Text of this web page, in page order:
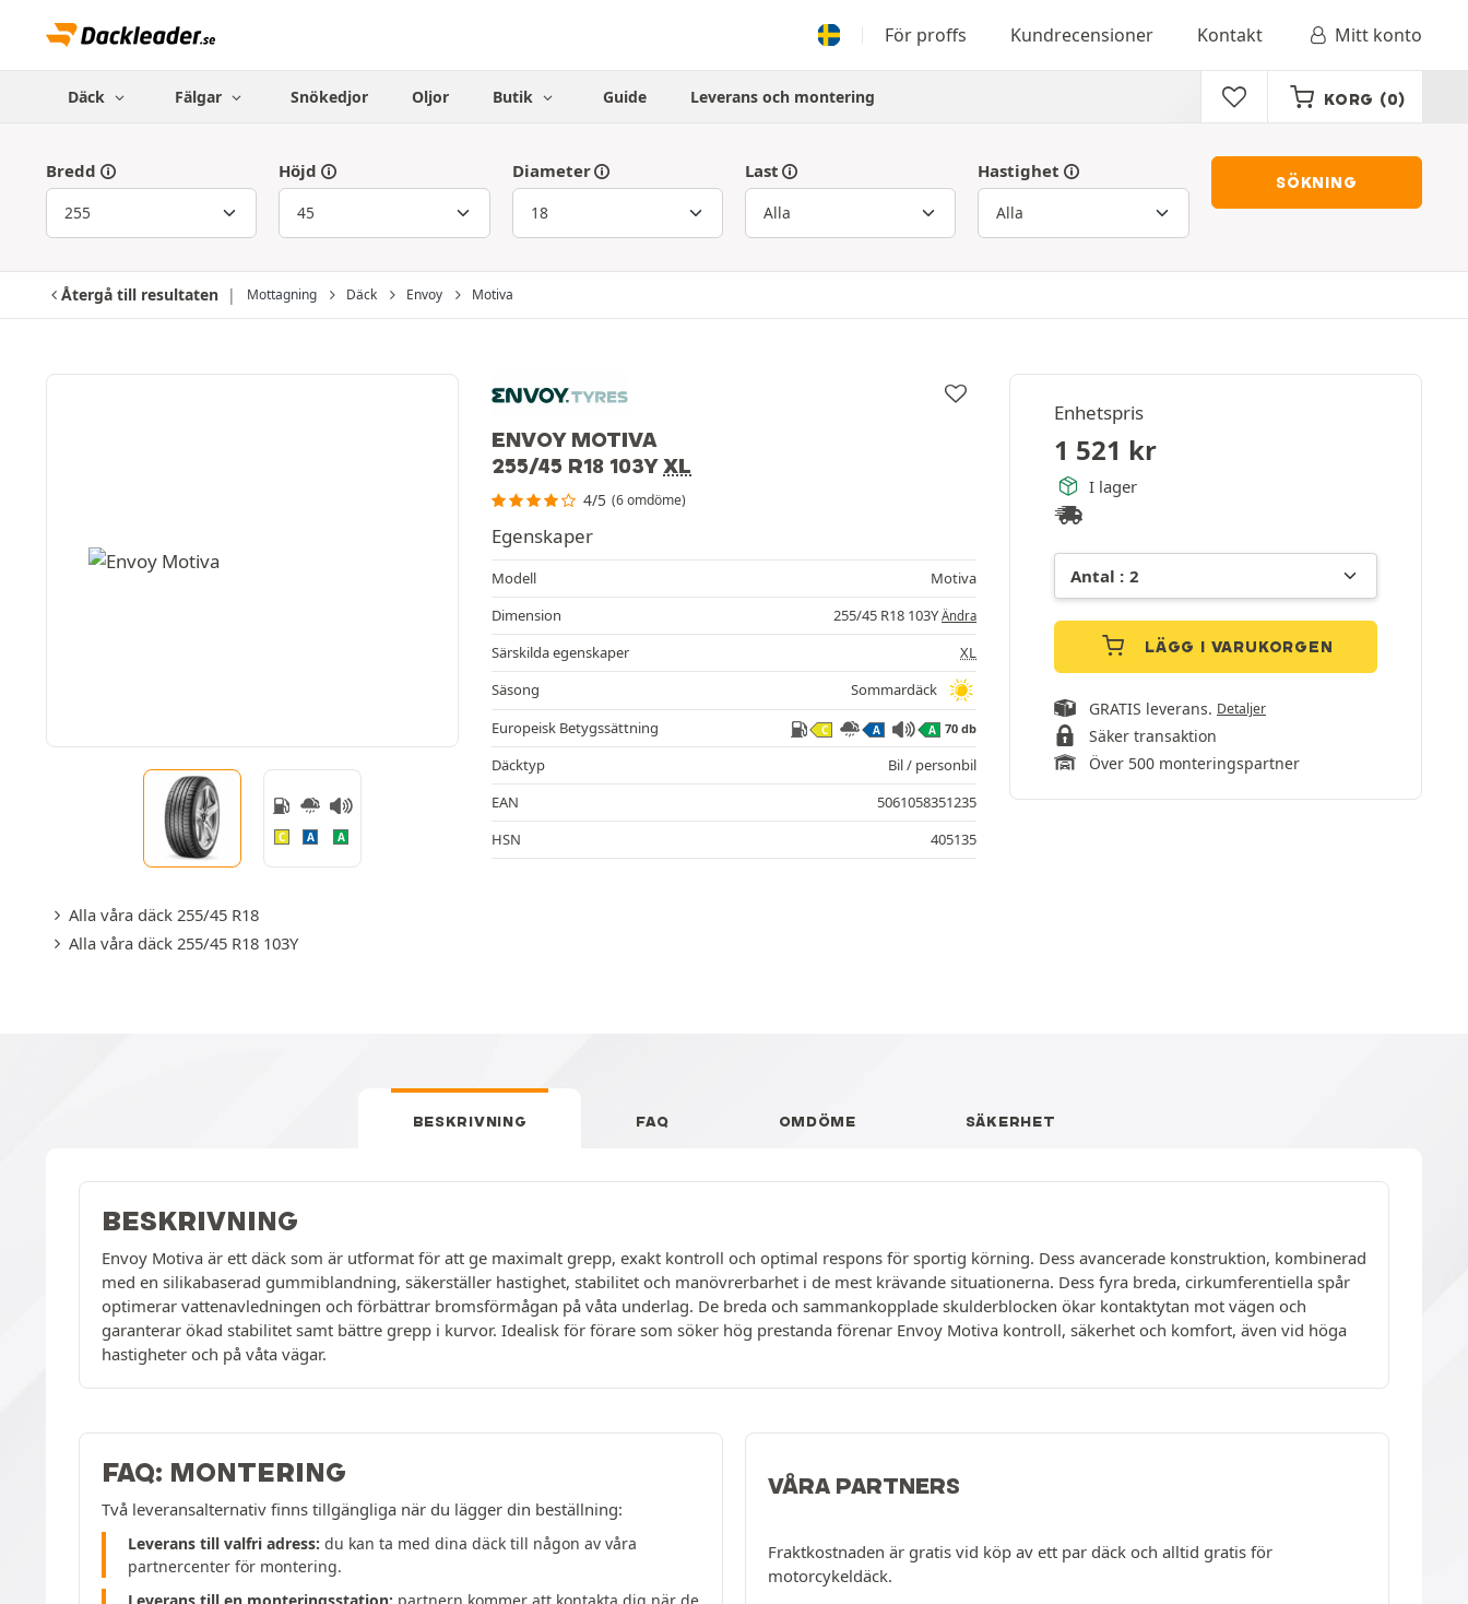
För proffs Kundrecensioner Kontakt Mitt konto
Däck Fälgar Snökedjor Oljor Butik Guide Leverans och montering KORG (0)
Bredd Höjd Diameter Last Hastighet
SÖKNING
Återgå till resultaten Mottagning Däck Envoy Motiva
ENVOY MOTIVA
255/45 R18 103YXL
4/5 (6 omdöme)
C A A
Alla våra däck 255/45 R18
Alla våra däck 255/45 R18 103Y
Enhetspris
1 521 kr
I lager
LÄGG I VARUKORGEN
GRATIS leverans. Detaljer
Säker transaktion
Över 500 monteringspartner
Egenskaper
Modell
Motiva
Dimension
255/45 R18 103Y Ändra
Särskilda egenskaper
XL
Säsong
Sommardäck
Europeisk Betygssättning
C A A 70 db
Däcktyp
Bil / personbil
EAN
5061058351235
HSN
405135
BESKRIVNING FAQ OMDÖME SÄKERHET
BESKRIVNING
Envoy Motiva är ett däck som är utformat för att ge maximalt grepp, exakt kontroll och optimal respons för sportig körning. Dess avancerade konstruktion, kombinerad
med en silikabaserad gummiblandning, säkerställer hastighet, stabilitet och manövrerbarhet i de mest krävande situationerna. Dess fyra breda, cirkumferentiella spår
optimerar vattenavledningen och förbättrar bromsförmågan på våta underlag. De breda och sammankopplade skulderblocken ökar kontaktytan mot vägen och
garanterar ökad stabilitet samt bättre grepp i kurvor. Idealisk för förare som söker hög prestanda förenar Envoy Motiva kontroll, säkerhet och komfort, även vid höga
hastigheter och på våta vägar.
FAQ: MONTERING
Två leveransalternativ finns tillgängliga när du lägger din beställning:
Leverans till valfri adress: du kan ta med dina däck till någon av våra
partnercenter för montering.
VÅRA PARTNERS
Fraktkostnaden är gratis vid köp av ett par däck och alltid gratis för
motorcykeldäck.